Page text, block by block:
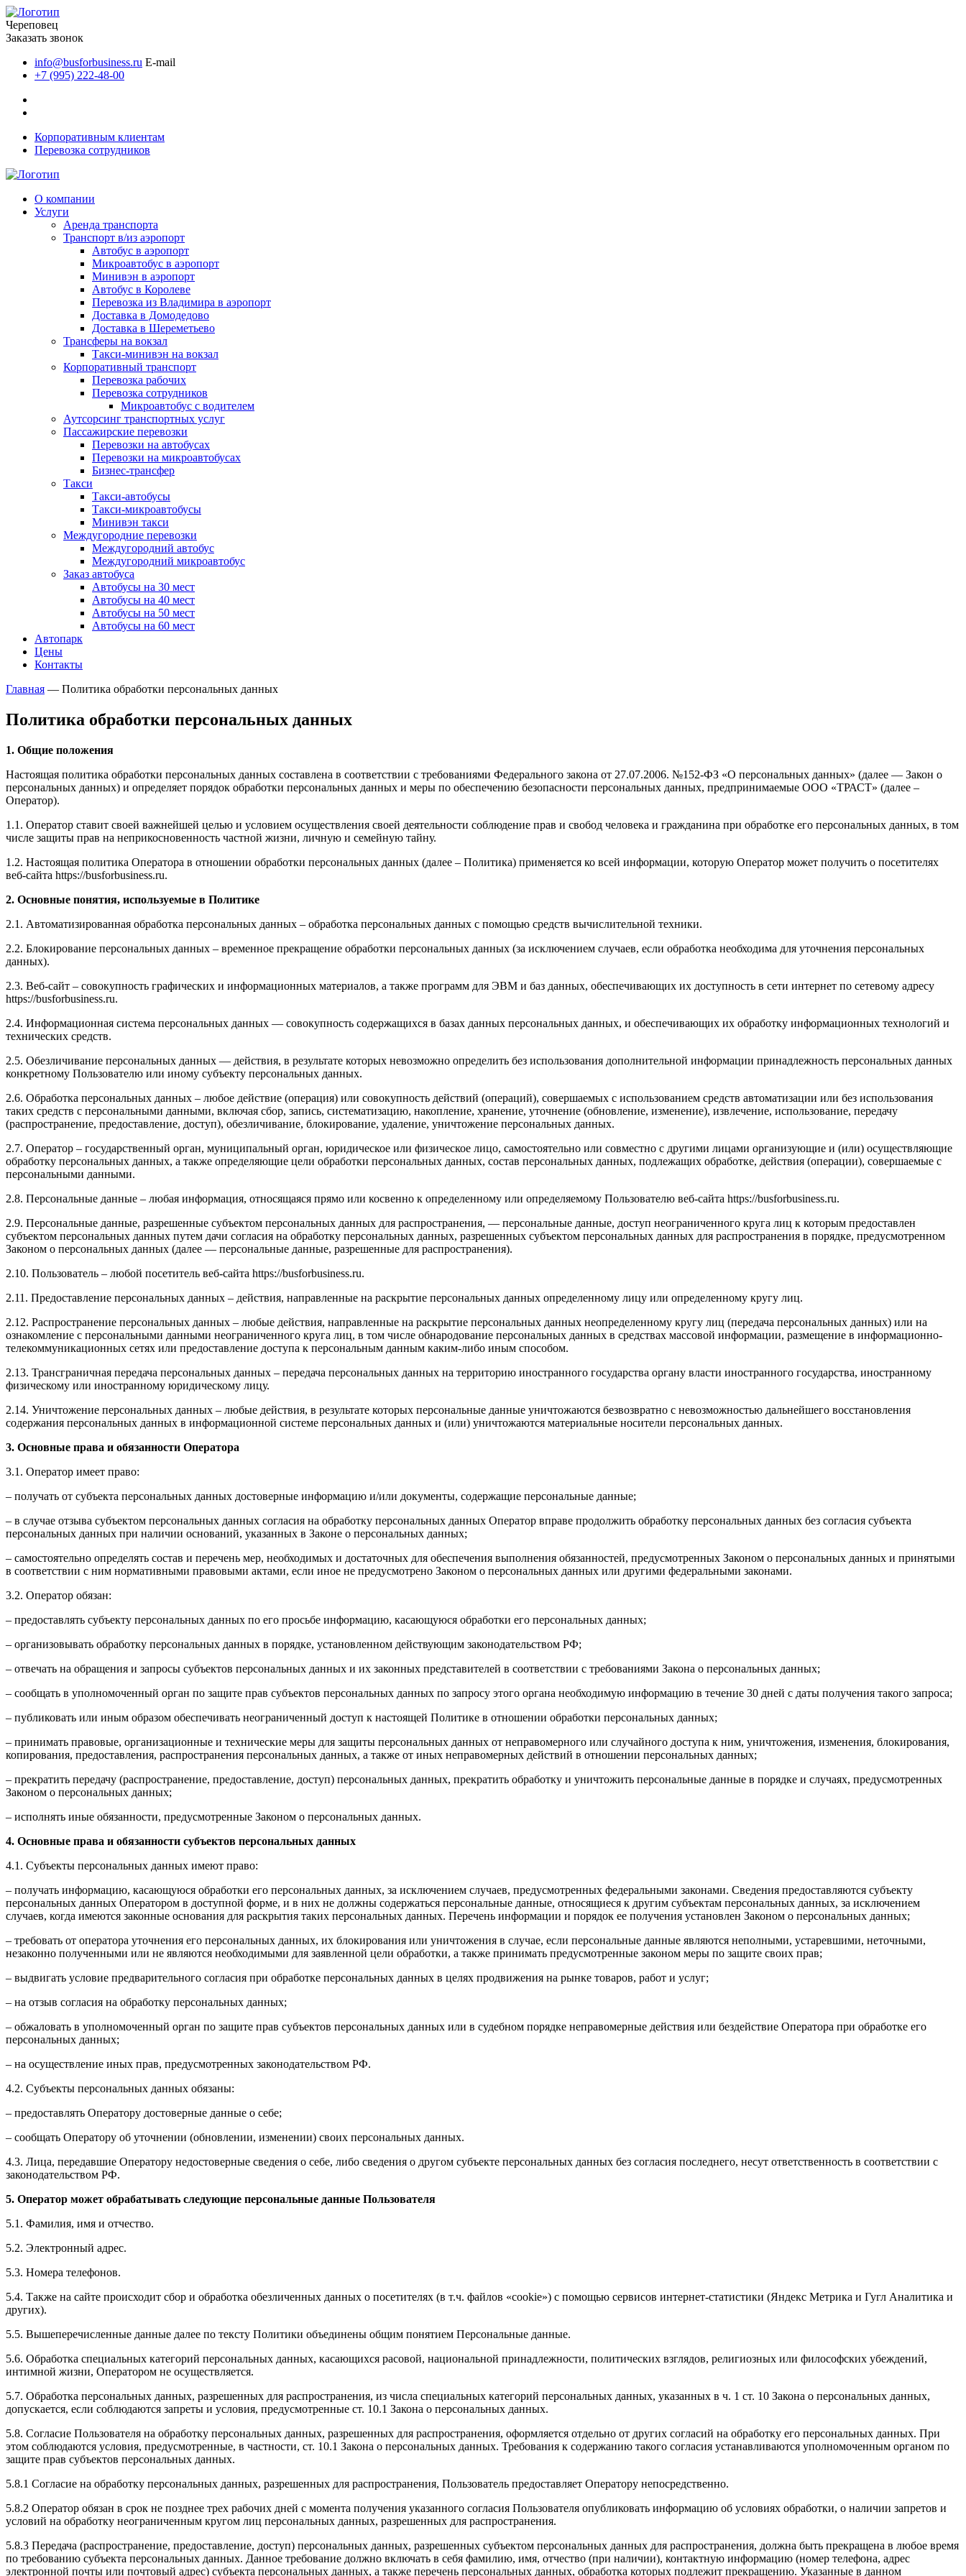
Череповец
Заказать звонок
info@busforbusiness.ru E-mail
+7 (995) 222-48-00
Корпоративным клиентам
Перевозка сотрудников
О компании
Услуги
Аренда транспорта
Транспорт в/из аэропорт
Автобус в аэропорт
Микроавтобус в аэропорт
Минивэн в аэропорт
Автобус в Королеве
Перевозка из Владимира в аэропорт
Доставка в Домодедово
Доставка в Шереметьево
Трансферы на вокзал
Такси-минивэн на вокзал
Корпоративный транспорт
Перевозка рабочих
Перевозка сотрудников
Микроавтобус с водителем
Аутсорсинг транспортных услуг
Пассажирские перевозки
Перевозки на автобусах
Перевозки на микроавтобусах
Бизнес-трансфер
Такси
Такси-автобусы
Такси-микроавтобусы
Минивэн такси
Междугородние перевозки
Междугородний автобус
Междугородний микроавтобус
Заказ автобуса
Автобусы на 30 мест
Автобусы на 40 мест
Автобусы на 50 мест
Автобусы на 60 мест
Автопарк
Цены
Контакты
Главная — Политика обработки персональных данных
Политика обработки персональных данных
1. Общие положения
Настоящая политика обработки персональных данных составлена в соответствии с требованиями Федерального закона от 27.07.2006. №152-ФЗ «О персональных данных» (далее — Закон о
персональных данных) и определяет порядок обработки персональных данных и меры по обеспечению безопасности персональных данных, предпринимаемые ООО «ТРАСТ» (далее –
Оператор).
1.1. Оператор ставит своей важнейшей целью и условием осуществления своей деятельности соблюдение прав и свобод человека и гражданина при обработке его персональных данных, в том
числе защиты прав на неприкосновенность частной жизни, личную и семейную тайну.
1.2. Настоящая политика Оператора в отношении обработки персональных данных (далее – Политика) применяется ко всей информации, которую Оператор может получить о посетителях
веб-сайта https://busforbusiness.ru.
2. Основные понятия, используемые в Политике
2.1. Автоматизированная обработка персональных данных – обработка персональных данных с помощью средств вычислительной техники.
2.2. Блокирование персональных данных – временное прекращение обработки персональных данных (за исключением случаев, если обработка необходима для уточнения персональных
данных).
2.3. Веб-сайт – совокупность графических и информационных материалов, а также программ для ЭВМ и баз данных, обеспечивающих их доступность в сети интернет по сетевому адресу
https://busforbusiness.ru.
2.4. Информационная система персональных данных — совокупность содержащихся в базах данных персональных данных, и обеспечивающих их обработку информационных технологий и
технических средств.
2.5. Обезличивание персональных данных — действия, в результате которых невозможно определить без использования дополнительной информации принадлежность персональных данных
конкретному Пользователю или иному субъекту персональных данных.
2.6. Обработка персональных данных – любое действие (операция) или совокупность действий (операций), совершаемых с использованием средств автоматизации или без использования
таких средств с персональными данными, включая сбор, запись, систематизацию, накопление, хранение, уточнение (обновление, изменение), извлечение, использование, передачу
(распространение, предоставление, доступ), обезличивание, блокирование, удаление, уничтожение персональных данных.
2.7. Оператор – государственный орган, муниципальный орган, юридическое или физическое лицо, самостоятельно или совместно с другими лицами организующие и (или) осуществляющие
обработку персональных данных, а также определяющие цели обработки персональных данных, состав персональных данных, подлежащих обработке, действия (операции), совершаемые с
персональными данными.
2.8. Персональные данные – любая информация, относящаяся прямо или косвенно к определенному или определяемому Пользователю веб-сайта https://busforbusiness.ru.
2.9. Персональные данные, разрешенные субъектом персональных данных для распространения, — персональные данные, доступ неограниченного круга лиц к которым предоставлен
субъектом персональных данных путем дачи согласия на обработку персональных данных, разрешенных субъектом персональных данных для распространения в порядке, предусмотренном
Законом о персональных данных (далее — персональные данные, разрешенные для распространения).
2.10. Пользователь – любой посетитель веб-сайта https://busforbusiness.ru.
2.11. Предоставление персональных данных – действия, направленные на раскрытие персональных данных определенному лицу или определенному кругу лиц.
2.12. Распространение персональных данных – любые действия, направленные на раскрытие персональных данных неопределенному кругу лиц (передача персональных данных) или на
ознакомление с персональными данными неограниченного круга лиц, в том числе обнародование персональных данных в средствах массовой информации, размещение в информационно-
телекоммуникационных сетях или предоставление доступа к персональным данным каким-либо иным способом.
2.13. Трансграничная передача персональных данных – передача персональных данных на территорию иностранного государства органу власти иностранного государства, иностранному
физическому или иностранному юридическому лицу.
2.14. Уничтожение персональных данных – любые действия, в результате которых персональные данные уничтожаются безвозвратно с невозможностью дальнейшего восстановления
содержания персональных данных в информационной системе персональных данных и (или) уничтожаются материальные носители персональных данных.
3. Основные права и обязанности Оператора
3.1. Оператор имеет право:
– получать от субъекта персональных данных достоверные информацию и/или документы, содержащие персональные данные;
– в случае отзыва субъектом персональных данных согласия на обработку персональных данных Оператор вправе продолжить обработку персональных данных без согласия субъекта
персональных данных при наличии оснований, указанных в Законе о персональных данных;
– самостоятельно определять состав и перечень мер, необходимых и достаточных для обеспечения выполнения обязанностей, предусмотренных Законом о персональных данных и принятыми
в соответствии с ним нормативными правовыми актами, если иное не предусмотрено Законом о персональных данных или другими федеральными законами.
3.2. Оператор обязан:
– предоставлять субъекту персональных данных по его просьбе информацию, касающуюся обработки его персональных данных;
– организовывать обработку персональных данных в порядке, установленном действующим законодательством РФ;
– отвечать на обращения и запросы субъектов персональных данных и их законных представителей в соответствии с требованиями Закона о персональных данных;
– сообщать в уполномоченный орган по защите прав субъектов персональных данных по запросу этого органа необходимую информацию в течение 30 дней с даты получения такого запроса;
– публиковать или иным образом обеспечивать неограниченный доступ к настоящей Политике в отношении обработки персональных данных;
– принимать правовые, организационные и технические меры для защиты персональных данных от неправомерного или случайного доступа к ним, уничтожения, изменения, блокирования,
копирования, предоставления, распространения персональных данных, а также от иных неправомерных действий в отношении персональных данных;
– прекратить передачу (распространение, предоставление, доступ) персональных данных, прекратить обработку и уничтожить персональные данные в порядке и случаях, предусмотренных
Законом о персональных данных;
– исполнять иные обязанности, предусмотренные Законом о персональных данных.
4. Основные права и обязанности субъектов персональных данных
4.1. Субъекты персональных данных имеют право:
– получать информацию, касающуюся обработки его персональных данных, за исключением случаев, предусмотренных федеральными законами. Сведения предоставляются субъекту
персональных данных Оператором в доступной форме, и в них не должны содержаться персональные данные, относящиеся к другим субъектам персональных данных, за исключением
случаев, когда имеются законные основания для раскрытия таких персональных данных. Перечень информации и порядок ее получения установлен Законом о персональных данных;
– требовать от оператора уточнения его персональных данных, их блокирования или уничтожения в случае, если персональные данные являются неполными, устаревшими, неточными,
незаконно полученными или не являются необходимыми для заявленной цели обработки, а также принимать предусмотренные законом меры по защите своих прав;
– выдвигать условие предварительного согласия при обработке персональных данных в целях продвижения на рынке товаров, работ и услуг;
– на отзыв согласия на обработку персональных данных;
– обжаловать в уполномоченный орган по защите прав субъектов персональных данных или в судебном порядке неправомерные действия или бездействие Оператора при обработке его
персональных данных;
– на осуществление иных прав, предусмотренных законодательством РФ.
4.2. Субъекты персональных данных обязаны:
– предоставлять Оператору достоверные данные о себе;
– сообщать Оператору об уточнении (обновлении, изменении) своих персональных данных.
4.3. Лица, передавшие Оператору недостоверные сведения о себе, либо сведения о другом субъекте персональных данных без согласия последнего, несут ответственность в соответствии с
законодательством РФ.
5. Оператор может обрабатывать следующие персональные данные Пользователя
5.1. Фамилия, имя и отчество.
5.2. Электронный адрес.
5.3. Номера телефонов.
5.4. Также на сайте происходит сбор и обработка обезличенных данных о посетителях (в т.ч. файлов «cookie») с помощью сервисов интернет-статистики (Яндекс Метрика и Гугл Аналитика и
других).
5.5. Вышеперечисленные данные далее по тексту Политики объединены общим понятием Персональные данные.
5.6. Обработка специальных категорий персональных данных, касающихся расовой, национальной принадлежности, политических взглядов, религиозных или философских убеждений,
интимной жизни, Оператором не осуществляется.
5.7. Обработка персональных данных, разрешенных для распространения, из числа специальных категорий персональных данных, указанных в ч. 1 ст. 10 Закона о персональных данных,
допускается, если соблюдаются запреты и условия, предусмотренные ст. 10.1 Закона о персональных данных.
5.8. Согласие Пользователя на обработку персональных данных, разрешенных для распространения, оформляется отдельно от других согласий на обработку его персональных данных. При
этом соблюдаются условия, предусмотренные, в частности, ст. 10.1 Закона о персональных данных. Требования к содержанию такого согласия устанавливаются уполномоченным органом по
защите прав субъектов персональных данных.
5.8.1 Согласие на обработку персональных данных, разрешенных для распространения, Пользователь предоставляет Оператору непосредственно.
5.8.2 Оператор обязан в срок не позднее трех рабочих дней с момента получения указанного согласия Пользователя опубликовать информацию об условиях обработки, о наличии запретов и
условий на обработку неограниченным кругом лиц персональных данных, разрешенных для распространения.
5.8.3 Передача (распространение, предоставление, доступ) персональных данных, разрешенных субъектом персональных данных для распространения, должна быть прекращена в любое время
по требованию субъекта персональных данных. Данное требование должно включать в себя фамилию, имя, отчество (при наличии), контактную информацию (номер телефона, адрес
электронной почты или почтовый адрес) субъекта персональных данных, а также перечень персональных данных, обработка которых подлежит прекращению. Указанные в данном